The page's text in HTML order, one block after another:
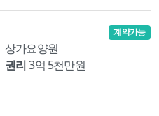
상가요양원
권리 3억 5천만원
계약가능